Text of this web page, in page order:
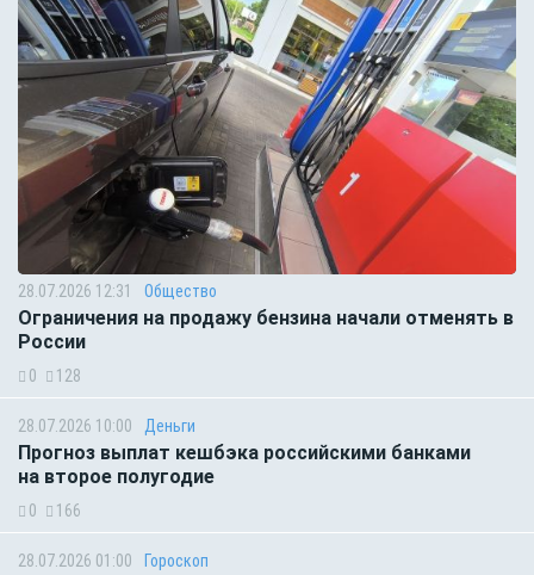
28.07.2026 12:31 Общество
Ограничения на продажу бензина начали отменять в
России
0 128
28.07.2026 10:00 Деньги
Прогноз выплат кешбэка российскими банками
на второе полугодие
0 166
28.07.2026 01:00 Гороскоп